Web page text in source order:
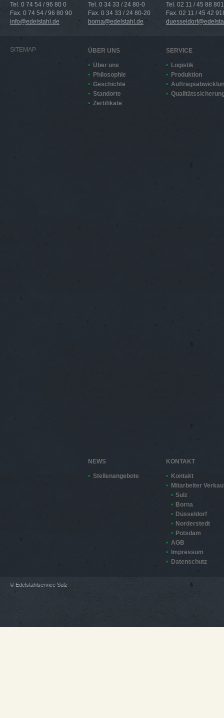
Tel. 0 74 54 / 96 80 0
Fax. 0 74 54 / 96 80 90
info@edelstahl.de
Tel. 0 34 33 / 24 80-0
Fax. 0 34 33 / 24 80-20
borna@edelstahl.de
Tel. 02 11 / 45 88 801
Fax. 02 11 / 45 42
SITEMAP ÜBER UNS
Über uns
Philosophie
Geschichte
Standorte
Zertifikate
SERVICE
Logistik
Produktion
NEWS
Stellenangebote
KONTAKT
Kontakt
Mitarbeiter
Sulz
Borna
Düsseldorf
Norderstedt
Potsdam
AGB
Impressum
Datenschutz
© Edelstahlservice Sulz